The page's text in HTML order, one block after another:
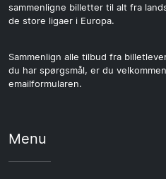
sammenligne billetter til alt fra
de store ligaer i Europa.
Sammenlign alle tilbud fra
du har spørgsmål, er du
emailformularen.
Menu